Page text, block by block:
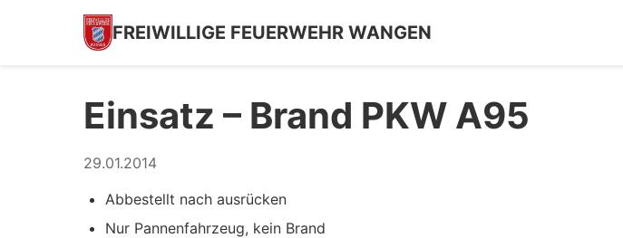
FREIWILLIGE FEUERWEHR WANGEN
Einsatz – Brand PKW A95
29.01.2014
Abbestellt nach ausrücken
Nur Pannenfahrzeug, kein Brand